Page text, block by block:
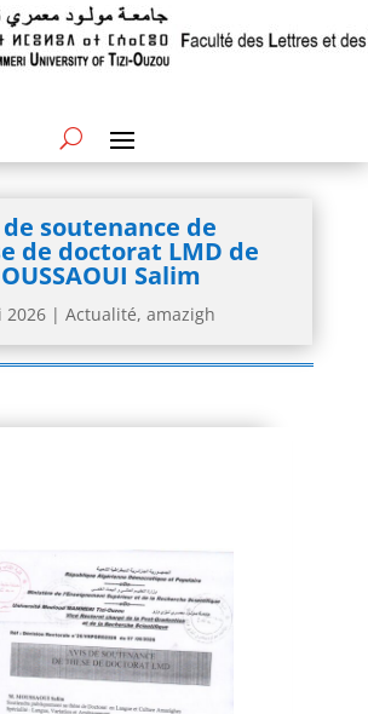
soutenance de
de doctorat LMD de
Salim
2026| Actualité, amazigh